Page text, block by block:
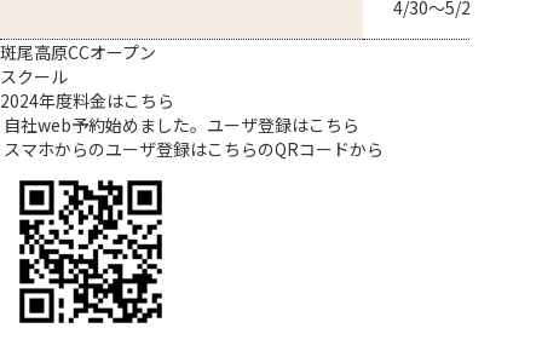
4/30～5/2
斑尾高原CCオープン
スクール
2024年度料金はこちら
自社web予約始めました。ユーザ登録はこちら
スマホからのユーザ登録はこちらのQRコードから